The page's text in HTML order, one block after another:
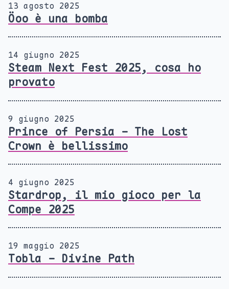
13 agosto 2025
Öoo è una bomba
14 giugno 2025
Steam Next Fest 2025, cosa ho
provato
9 giugno 2025
Prince of Persia - The Lost
Crown è bellissimo
4 giugno 2025
Stardrop, il mio gioco per la
Compe 2025
19 maggio 2025
Tobla - Divine Path